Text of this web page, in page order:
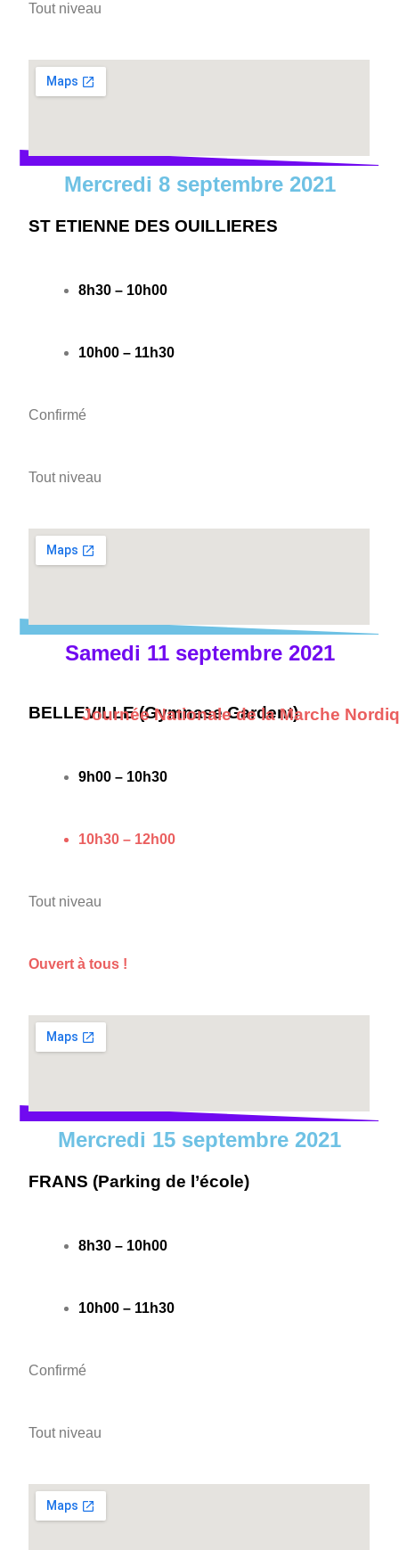
Tout niveau
Mercredi 8 septembre 2021
ST ETIENNE DES OUILLIERES
8h30 – 10h00
10h00 – 11h30
Confirmé
Tout niveau
Samedi 11 septembre 2021
Journée Nationale de la Marche
BELLEVILLE (Gymnase Gardent)
9h00 – 10h30
10h30 – 12h00
Tout niveau
Ouvert à tous !
Mercredi 15 septembre 2021
FRANS (Parking de l’école)
8h30 – 10h00
10h00 – 11h30
Confirmé
Tout niveau